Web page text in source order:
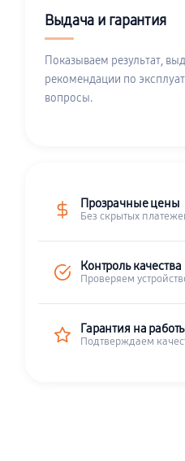
Выдача и гарантия
Показываем результат,
рекомендации по
вопросы.
Прозрачные цены
Без скрытых
Контроль качества
Проверяем
Гарантия на
Подтверждаем